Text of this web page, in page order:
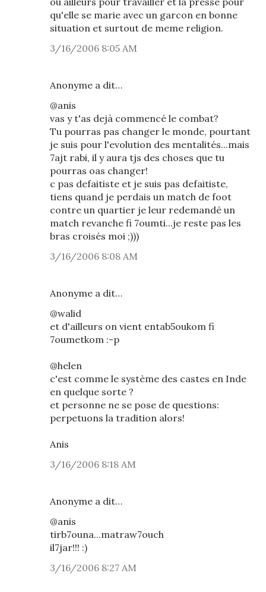
qu'elle se marie avec un garcon en bonne
situation et surtout de meme religion.
3/16/2006 8:05 AM
Anonyme a dit…
@anis
vas y t'as dejà commencé le combat?
Tu pourras pas changer le monde, pourtant
je suis pour l'evolution des mentalités...mais
7ajt rabi, il y aura tjs des choses que tu
pourras oas changer!
c pas defaitiste et je suis pas defaitiste,
tiens quand je perdais un match de foot
contre un quartier je leur redemandé un
match revanche fi 7oumti...je reste pas les
bras croisés moi ;)))
3/16/2006 8:08 AM
Anonyme a dit…
@walid
et d'ailleurs on vient entab5oukom fi
7oumetkom :-p
@helen
c'est comme le système des castes en Inde
en quelque sorte ?
et personne ne se pose de questions:
perpetuons la tradition alors!
Anis
3/16/2006 8:18 AM
Anonyme a dit…
@anis
tirb7ouna...matraw7ouch
il7jar!!! :)
3/16/2006 8:27 AM